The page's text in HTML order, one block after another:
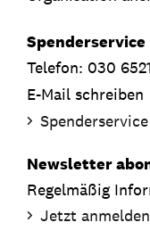
Spenderservice
Telefon: 030
E-Mail schreiben
Spenderservice
Newsletter
Regelmäßig
Jetzt anmelden